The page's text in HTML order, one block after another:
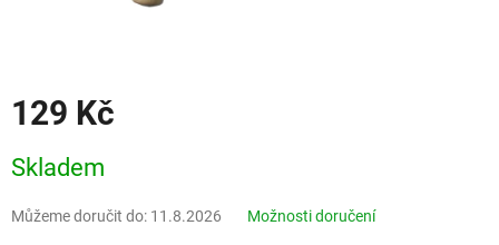
129 Kč
cena:
Skladem
Můžeme doručit do: 11.8.2026 Možnosti doručení